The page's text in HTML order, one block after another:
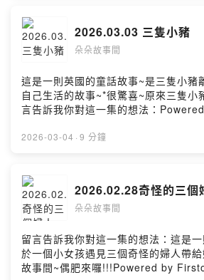
2026.03.03 三隻小豬
朵朵故事間
這是一則英國的童話故事~是三隻小豬
自己生活的故事~*很驚喜~原來三隻小
言告訴我你對這一集的想法：
2026-03-04 · 9 分鐘
2026.02.28奇怪的三個
朵朵故事間
留言告訴我你對這一集的想法：這是
於一個小女孩遇見三個奇怪的婦人帶
故事間~偶肥來囉!!!Powered by